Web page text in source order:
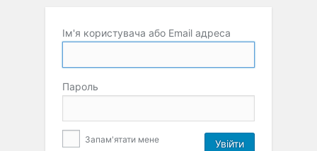
Ім'я користувача або Email адреса
Пароль
Запам'ятати мене